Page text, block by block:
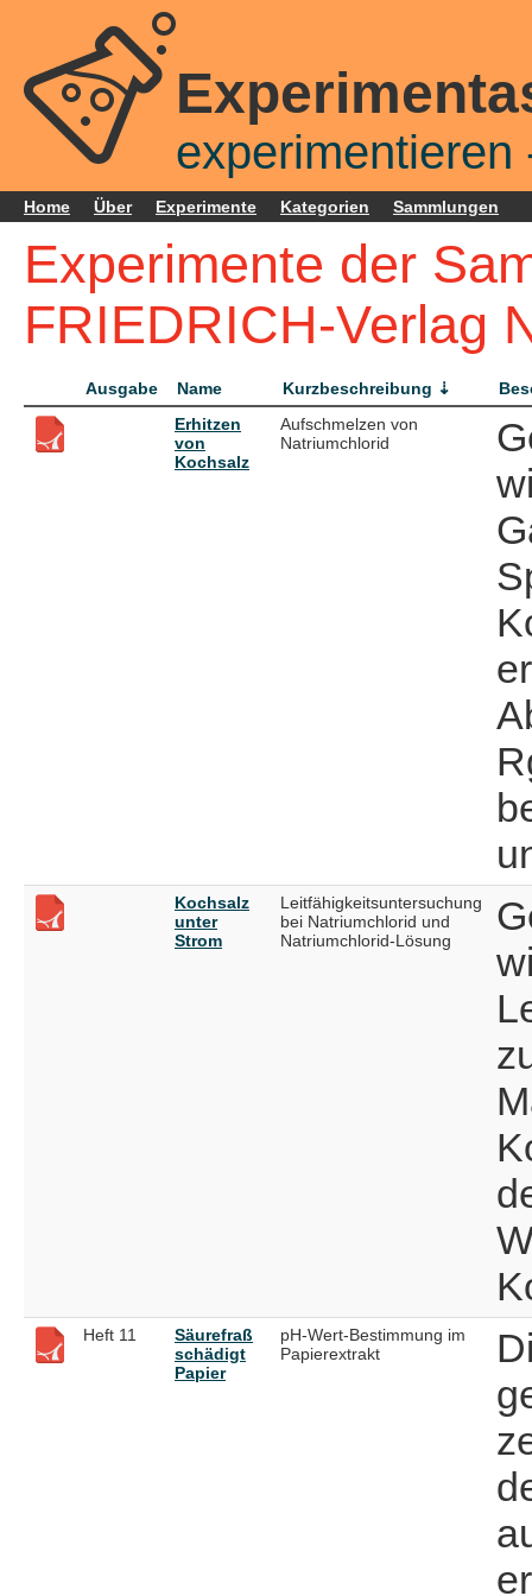
experimentieren
Home Über Experimente Kategorien Sammlungen
Experimente der
FRIEDRICH-Verlag
Ausgabe Name Kurzbeschreibung
Erhitzen
von
Kochsalz
Aufschmelzen von
Natriumchlorid
Kochsalz
unter
Strom
Leitfähigkeitsuntersuchung
bei Natriumchlorid und
Natriumchlorid-Lösung
Heft 11
Säurefraß
schädigt
Papier
pH-Wert-Bestimmung im
Papierextrakt